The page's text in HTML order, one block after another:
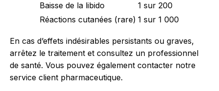
Baisse de la libido
1 sur 200
Réactions cutanées (rare) 1 sur 1 000
En cas d’effets indésirables persistants ou graves,
arrêtez le traitement et consultez un professionnel
de santé. Vous pouvez également contacter notre
service client pharmaceutique.